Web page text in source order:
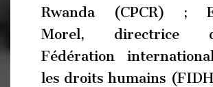
Rwanda (CPCR) ;
Morel, directrice
Fédération
les droits humains